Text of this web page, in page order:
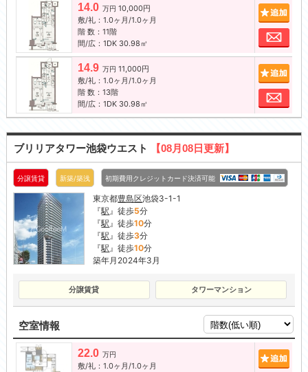
14.0 万円 10,000円
敷/礼：1.0ヶ月/1.0ヶ月
階 数：11階
間/広：1DK 30.98㎡
お
14.9 万円 11,000円
敷/礼：1.0ヶ月/1.0ヶ月
階 数：13階
間/広：1DK 30.98㎡
お
ブリリアタワー池袋ウエスト 【08月08日更新】
分譲賃貸 新築/築浅 初期費用クレジットカード決済可能
東京都豊島区池袋3-1-1
『駅』徒歩5分
『駅』徒歩10分
『駅』徒歩3分
『駅』徒歩10分
築年月2024年3月
分譲賃貸 タワーマンション
空室情報
22.0 万円
敷/礼：1.0ヶ月/1.0ヶ月